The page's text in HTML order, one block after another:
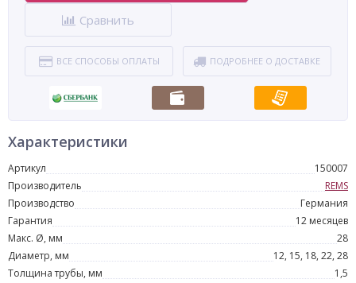
Сравнить
ВСЕ СПОСОБЫ ОПЛАТЫ ПОДРОБНЕЕ О ДОСТАВКЕ
Характеристики
Артикул
150007
Производитель
REMS
Производство
Германия
Гарантия
12 месяцев
Макс. Ø, мм
28
Диаметр, мм
12, 15, 18, 22, 28
Толщина трубы, мм
1,5